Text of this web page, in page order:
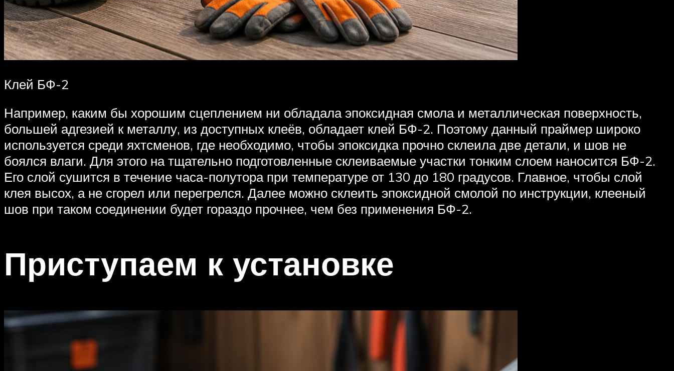
Клей БФ-2
Например, каким бы хорошим сцеплением ни обладала эпоксидная смола и металлическая поверхность,
большей адгезией к металлу, из доступных клеёв, обладает клей БФ-2. Поэтому данный праймер широко
используется среди яхтсменов, где необходимо, чтобы эпоксидка прочно склеила две детали, и шов не
боялся влаги. Для этого на тщательно подготовленные склеиваемые участки тонким слоем наносится БФ-2.
Его слой сушится в течение часа-полутора при температуре от 130 до 180 градусов. Главное, чтобы слой
клея высох, а не сгорел или перегрелся. Далее можно склеить эпоксидной смолой по инструкции, клееный
шов при таком соединении будет гораздо прочнее, чем без применения БФ-2.
Приступаем к установке